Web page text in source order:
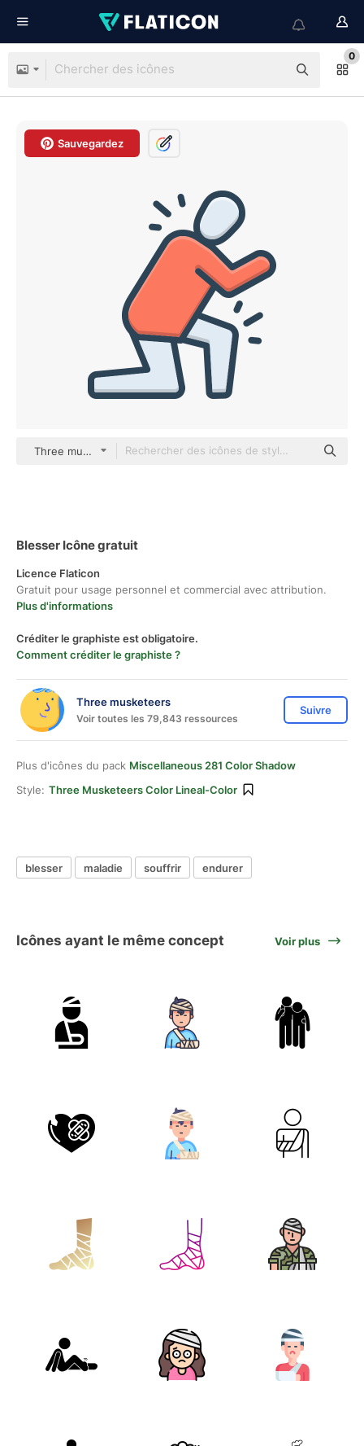
0
Sauvegardez
Three musketeers color lineal-color
Blesser Icône gratuit
Licence Flaticon
Gratuit pour usage personnel et commercial avec attribution.
Plus d'informations
Créditer le graphiste est obligatoire.
Comment créditer le graphiste ?
Three musketeers
Voir toutes les 79,843 ressources
Suivre
Plus d'icônes du pack Miscellaneous 281 Color Shadow
Style: Three Musketeers Color Lineal-Color
blesser maladie souffrir endurer
Icônes ayant le même concept Voir plus